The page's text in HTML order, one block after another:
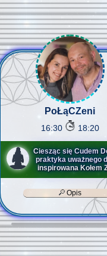
PoŁąCZeni
16:30 18:20
Ciesząc się Cudem
praktyka uważnego
inspirowana Kołem
Opis